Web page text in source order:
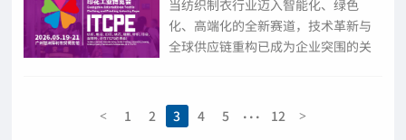
织工作、参会单位吸纳、规模拓展及
专业化建设方...
织制衣及印花工业博览会招商启
幕！
当纺织制衣行业迈入智能化、绿色
化、高端化的全新赛道，技术革新与
全球供应链重构已成为企业突围的关
（ITCPE广州纺博会）以“智联全球·
创领未来”为主题，依托粤港澳大湾
< 1 2 3 4 5 ... 12 >